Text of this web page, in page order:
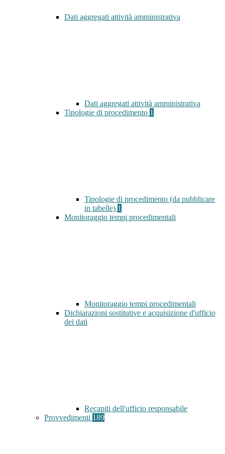
Dati aggregati attività amministrativa
Dati aggregati attività amministrativa
Tipologie di procedimento 1
Tipologie di procedimento (da pubblicare
in tabelle) 1
Monitoraggio tempi procedimentali
Monitoraggio tempi procedimentali
Dichiarazioni sostitutive e acquisizione d'ufficio
dei dati
Recapiti dell'ufficio responsabile
Provvedimenti 189